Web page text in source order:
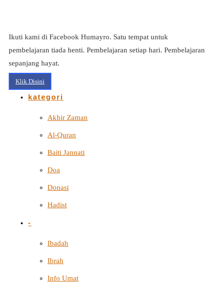
Ikuti kami di Facebook Humayro. Satu tempat untuk
pembelajaran tiada henti. Pembelajaran setiap hari. Pembelajaran
sepanjang hayat.
Klik Disini
kategori
Akhir Zaman
Al-Quran
Baiti Jannati
Doa
Donasi
Hadist
-
Ibadah
Ibrah
Info Umat